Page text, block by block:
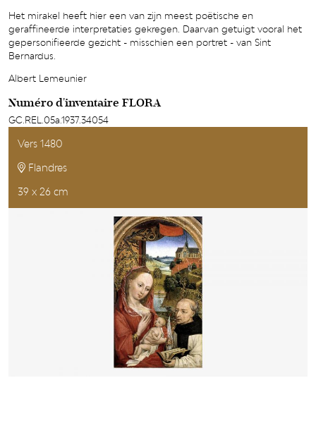
Het mirakel heeft hier een van zijn meest poëtische en
geraffineerde interpretaties gekregen. Daarvan getuigt vooral het
gepersonifieerde gezicht - misschien een portret - van Sint
Bernardus.
Albert Lemeunier
Numéro d'inventaire FLORA
GC.REL.05a.1937.34054
Vers 1480
Flandres
39 x 26 cm